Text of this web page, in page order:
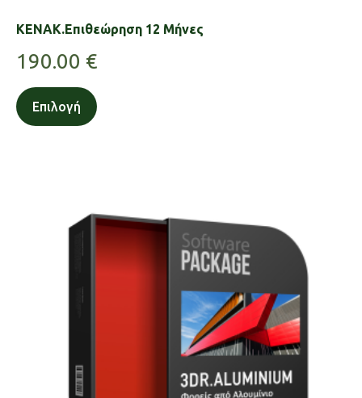
KENAK.Επιθεώρηση 12 Μήνες
190.00 €
Επιλογή